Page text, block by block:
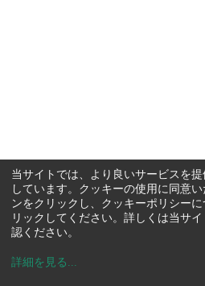
当サイトでは、より良いサービスを
しています。クッキーの使用に同意
ンをクリックし、クッキーポリシー
リックしてください。詳しくは当サ
認ください。
詳細を見る ...